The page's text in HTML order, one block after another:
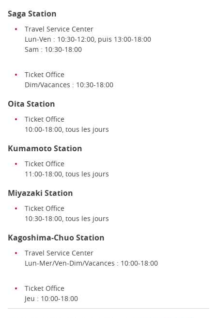
Saga Station
Travel Service Center
Lun-Ven : 10:30-12:00, puis 13:00-18:00
Sam : 10:30-18:00
Ticket Office
Dim/Vacances : 10:30-18:00
Oita Station
Ticket Office
10:00-18:00, tous les jours
Kumamoto Station
Ticket Office
11:00-18:00, tous les jours
Miyazaki Station
Ticket Office
10:30-18:00, tous les jours
Kagoshima-Chuo Station
Travel Service Center
Lun-Mer/Ven-Dim/Vacances : 10:00-18:00
Ticket Office
Jeu : 10:00-18:00